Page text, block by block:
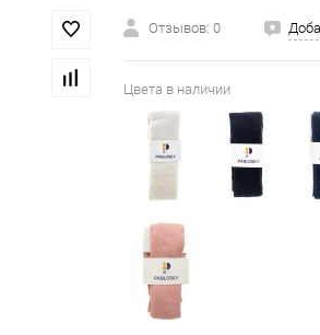
Отзывов: 0
Цвета в наличии